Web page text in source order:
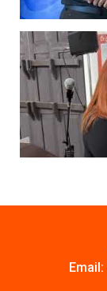
Email: